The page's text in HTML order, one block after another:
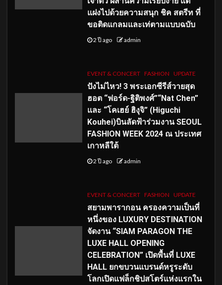
แฝงไปด้วยความสนุก ชิค สตรีท ที่
ขอติดแกลมและเท่ตามแบบฉบับ
2 ปี ago admin
EVENT & CONCERT FASHION UPDATE
ปังไม่ไหว! 3 พระเอกซีรีส์วายสุด
ฮอต “ฟอร์ด-ฐิติพงศ์”“Nat Chen”
และ “โคเฮย์ ฮิงุจิ” (Higuchi
Kouhei)บินลัดฟ้าร่วมงาน SEOUL
FASHION WEEK 2024 ณ ประเทศ
เกาหลีใต้
2 ปี ago admin
EVENT & CONCERT FASHION UPDATE
สยามพารากอน ครองความเป็นที่
หนึ่งของ LUXURY DESTINATION
จัดงาน “SIAM PARAGON THE
LUXE HALL OPENING
CELEBRATION” เปิดพื้นที่ LUXE
HALL ยกขบวนแบรนด์หรูระดับ
โลกเปิดแฟล็กชิปสโตร์แห่งแรกใน